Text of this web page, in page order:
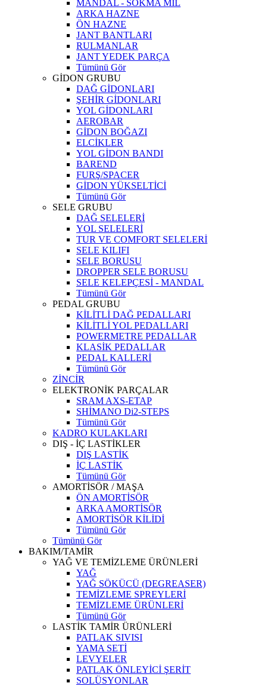
MANDAL - SOKMA MİL
ARKA HAZNE
ÖN HAZNE
JANT BANTLARI
RULMANLAR
JANT YEDEK PARÇA
Tümünü Gör
GİDON GRUBU
DAĞ GİDONLARI
ŞEHİR GİDONLARI
YOL GİDONLARI
AEROBAR
GİDON BOĞAZI
ELCİKLER
YOL GİDON BANDI
BAREND
FURŞ/SPACER
GİDON YÜKSELTİCİ
Tümünü Gör
SELE GRUBU
DAĞ SELELERİ
YOL SELELERİ
TUR VE COMFORT SELELERİ
SELE KILIFI
SELE BORUSU
DROPPER SELE BORUSU
SELE KELEPÇESİ - MANDAL
Tümünü Gör
PEDAL GRUBU
KİLİTLİ DAĞ PEDALLARI
KİLİTLİ YOL PEDALLARI
POWERMETRE PEDALLAR
KLASİK PEDALLAR
PEDAL KALLERİ
Tümünü Gör
ZİNCİR
ELEKTRONİK PARÇALAR
SRAM AXS-ETAP
SHİMANO Di2-STEPS
Tümünü Gör
KADRO KULAKLARI
DIŞ - İÇ LASTİKLER
DIŞ LASTİK
İÇ LASTİK
Tümünü Gör
AMORTİSÖR / MAŞA
ÖN AMORTİSÖR
ARKA AMORTİSÖR
AMORTİSÖR KİLİDİ
Tümünü Gör
Tümünü Gör
BAKIM/TAMİR
YAĞ VE TEMİZLEME ÜRÜNLERİ
YAĞ
YAĞ SÖKÜCÜ (DEGREASER)
TEMİZLEME SPREYLERİ
TEMİZLEME ÜRÜNLERİ
Tümünü Gör
LASTİK TAMİR ÜRÜNLERİ
PATLAK SIVISI
YAMA SETİ
LEVYELER
PATLAK ÖNLEYİCİ ŞERİT
SOLÜSYONLAR